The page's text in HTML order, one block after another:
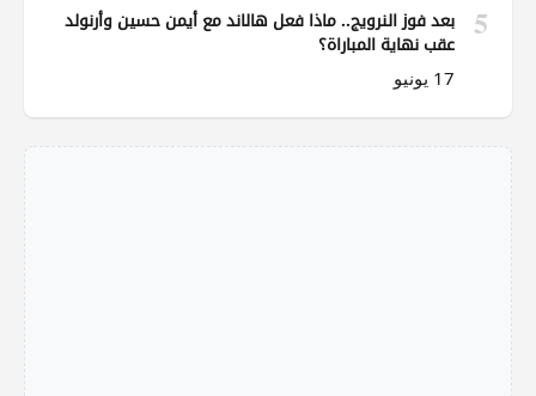
5
بعد فوز النرويج.. ماذا فعل هالاند مع أيمن حسين وأرنولد
عقب نهاية المباراة؟
17 يونيو